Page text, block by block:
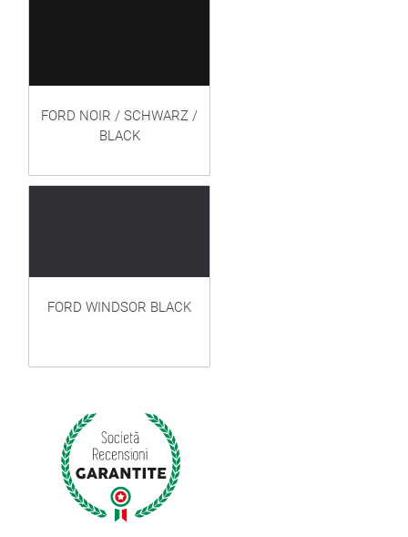
FORD NOIR / SCHWARZ /
BLACK
FORD WINDSOR BLACK